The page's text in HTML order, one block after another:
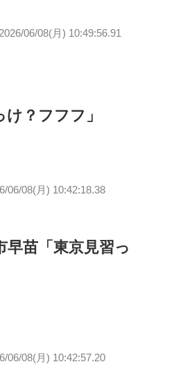
06/08(月) 10:49:56.91
け？フフフ」
06/08(月) 10:42:18.38
早苗「東京見習っ
06/08(月) 10:42:57.20